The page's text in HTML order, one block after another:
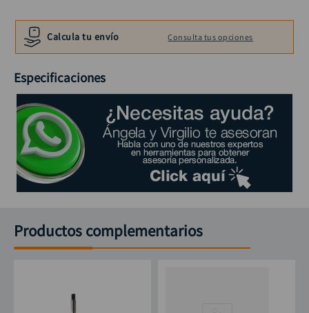
Calcula tu envío Consulta tus opciones
Especificaciones
Productos complementarios